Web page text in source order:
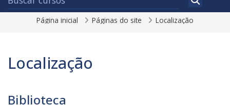
Página inicial Páginas do site Localização
Localização
Biblioteca